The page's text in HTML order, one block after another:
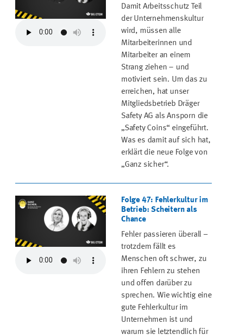
Damit Arbeitsschutz Teil
der Unternehmenskultur
wird, müssen alle
Mitarbeiterinnen und
Mitarbeiter an einem
Strang ziehen – und
motiviert sein. Um das zu
erreichen, hat unser
Mitgliedsbetrieb Dräger
Safety AG als Ansporn die
„Safety Coins“ eingeführt.
Was es damit auf sich hat,
erklärt die neue Folge von
„Ganz sicher“.
Folge 47: Fehlerkultur im
Betrieb: Scheitern als
Chance
Fehler passieren überall –
trotzdem fällt es
Menschen oft schwer, zu
ihren Fehlern zu stehen
und offen darüber zu
sprechen. Wie wichtig eine
gute Fehlerkultur im
Unternehmen ist und
warum sie letztendlich für